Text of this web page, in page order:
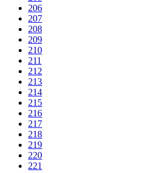
206
207
208
209
210
211
212
213
214
215
216
217
218
219
220
221